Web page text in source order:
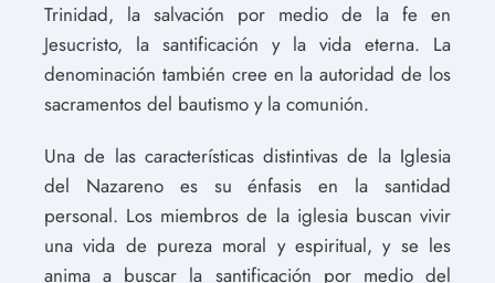
Trinidad, la salvación por medio de la fe en
Jesucristo, la santificación y la vida eterna. La
denominación también cree en la autoridad de los
sacramentos del bautismo y la comunión.
Una de las características distintivas de la Iglesia
del Nazareno es su énfasis en la santidad
personal. Los miembros de la iglesia buscan vivir
una vida de pureza moral y espiritual, y se les
anima a buscar la santificación por medio del